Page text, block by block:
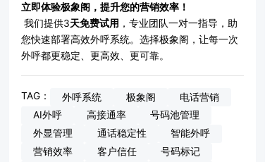
立即体验极象阁，提升您的营销效率！
我们提供3天免费试用 ，专业团队一对一指导，助
您快速部署高效外呼系统。选择极象阁，让每一次
外呼都更稳定、更高效、更可靠。
TAG： 外呼系统 极象阁
电话营销
AI外呼
高接通率
号码池管理
外显管理
通话稳定性
智能外呼
营销效率
客户信任
号码标记